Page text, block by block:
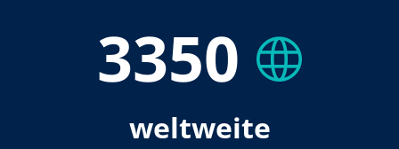
3350
weltweite